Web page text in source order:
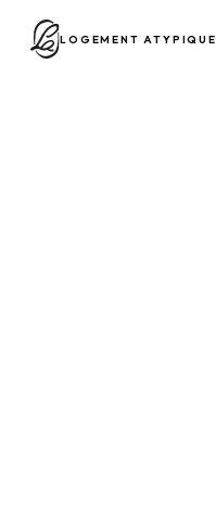
LOGEMENT ATYPIQUE